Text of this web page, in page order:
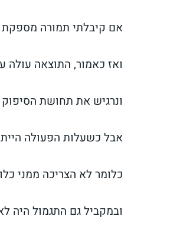
אם קיבלתי תמורה מספקת
ואז כאמור, התוצאה עולה
ונרגיש את תחושת
אבל כשעלות הפעולה
כלומר לא הצריכה ממני
ובמקביל גם התגמול היה